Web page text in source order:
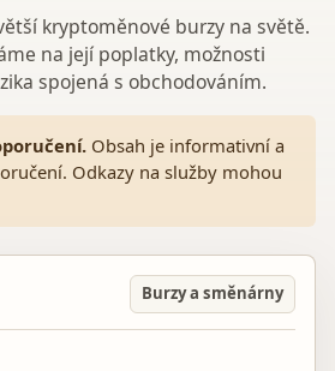
kryptoměnové burzy na světě.
na její poplatky, možnosti
spojená s obchodováním.
Obsah je informativní a
Odkazy na služby mohou
Burzy a směnárny